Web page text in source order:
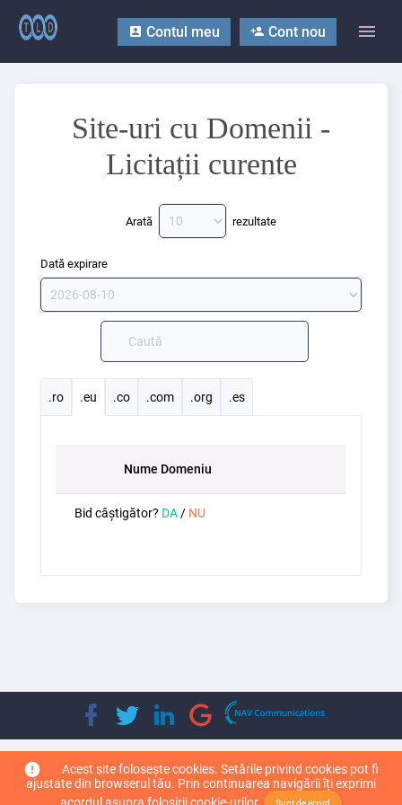
Acest site folosește cookies. Setările privind cookies pot fi
ajustate din browserul tău. Prin continuarea navigării îți exprimi
acordul asupra folosirii cookie-urilor.
Sunt de acord
Contul meu Cont nou
Site-uri cu Domenii -
Licitații curente
Arată rezultate
Dată expirare
.ro .eu .co .com .org .es
Nume Domeniu
Bid câștigător? DA/ NU
Copyright © 2026 Top Leader Domain . Toate drepturile rezervate.